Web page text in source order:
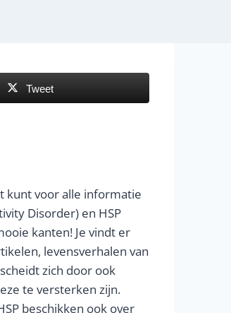
Tweet
kunt voor alle informatie
Disorder) en HSP
kanten!Je vindt er
levensverhalen van
zich door ook
te versterken zijn.
beschikken ook over